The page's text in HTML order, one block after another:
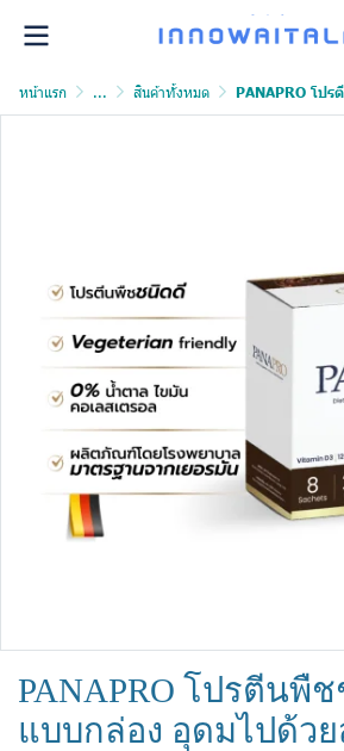
หน้าแรก ... สินค้าทั้งหมด PANAPRO โปรตีนพืชชะลอวัย
PANAPRO โปรตีนพื
แบบกล่อง อุดมไปด้ว